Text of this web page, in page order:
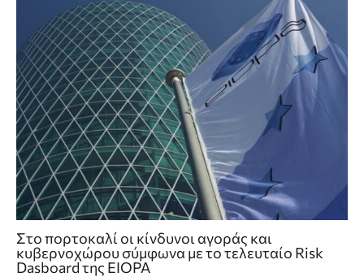
Στο πορτοκαλί οι κίνδυνοι αγοράς και
κυβερνοχώρου σύμφωνα με το τελευταίο Risk
Dasboard της EIOPA